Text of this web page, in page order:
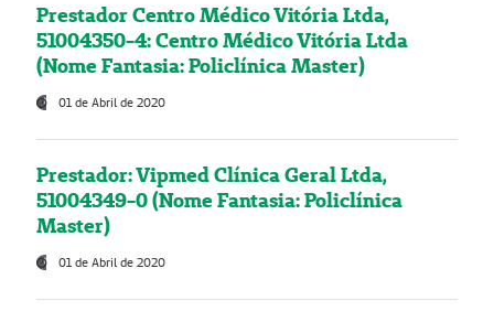
Prestador Centro Médico Vitória Ltda,
51004350-4: Centro Médico Vitória Ltda
(Nome Fantasia: Policlínica Master)
01 de Abril de 2020
Prestador: Vipmed Clínica Geral Ltda,
51004349-0 (Nome Fantasia: Policlínica
Master)
01 de Abril de 2020